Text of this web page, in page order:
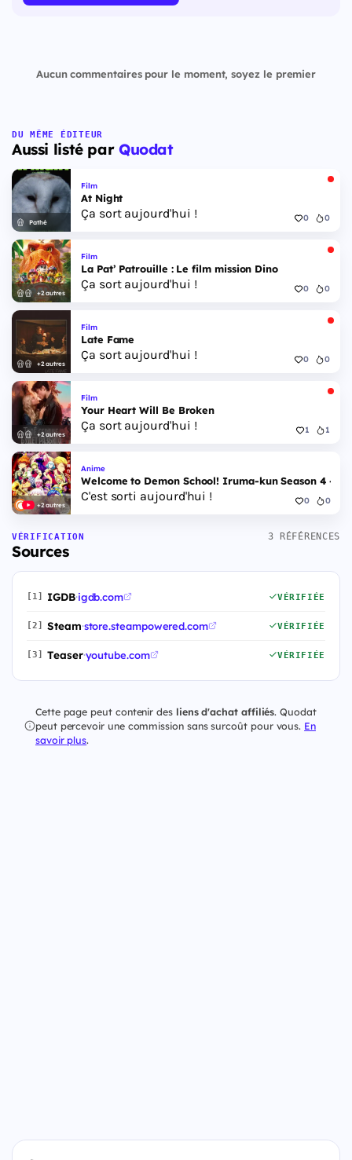
Aucun commentaires pour le moment, soyez le premier
DU MÊME ÉDITEUR
Aussi listé par Quodat
Pathé
Film
At Night
Ça sort aujourd'hui ! 0 0
+2 autres
Film
La Pat’ Patrouille : Le film mission Dino
Ça sort aujourd'hui ! 0 0
+2 autres
Film
Late Fame
Ça sort aujourd'hui ! 0 0
+2 autres
Film
Your Heart Will Be Broken
Ça sort aujourd'hui ! 1 1
+2 autres
Anime
Welcome to Demon School! Iruma-kun Season 4 -
C'est sorti aujourd'hui ! 0 0
VÉRIFICATION
Sources
3 RÉFÉRENCES
[1] IGDB·igdb.com VÉRIFIÉE
[2] Steam·store.steampowered.com VÉRIFIÉE
[3] Teaser·youtube.com VÉRIFIÉE
Cette page peut contenir des liens d'achat affiliés. Quodat
peut percevoir une commission sans surcoût pour vous. En
savoir plus.